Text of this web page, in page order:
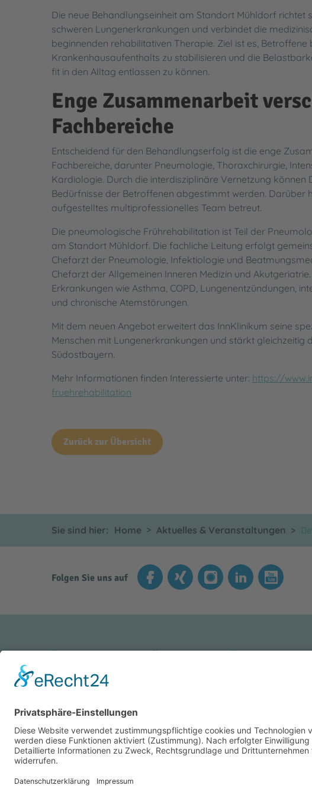
Ihre Meinung ist uns wichtig - Beschwerdemanagement
Besuchsinformationen
Wartezeiten in der Notaufnahme
Meldeplattform für Lieferkettensorgfaltspflichtengesetz
Barrierefreiheit
Impressum
Die neue Behandlungseinheit am Standort Mühldorf richtet
schweren Lungenerkrankungen und verbindet die
beginnenden rehabilitativen Therapie. Ziel ist es, Betroffene
Krankenhausaufenthalts zu stabilisieren und die
fit in den Alltag entlassen zu können.
Enge Zusammenarbeit
Fachbereiche
Entscheidend für den Behandlungserfolg ist die enge
Fachbereiche, darunter Pneumologie, Thoraxchirurgie,
Kardiologie. Durch die interdisziplinäre Vernetzung
Bedürfnisse der Betroffenen abgestimmt werden. Darüber
aufgestelltes multiprofessionelles Team betreut.
Die pneumologische Frührehabilitation ist Teil der
am Standort Mühldorf. Die fachliche Leitung erfolgt
Chefarzt der Pneumologie, Infektiologie und
Chefarzt der Allgemeinen Inneren Medizin und
Erkrankungen wie Asthma, COPD, Lungenentzündungen,
und chronische Atemstörungen.
Mit dem neuen Angebot erweitert das InnKlinikum seine
Menschen mit Lungenerkrankungen und stärkt gleichzeitig
Südostbayern.
Mehr Informationen finden Interessierte unter: https://
fruehrehabilitation
Zurück zur Übersicht
Sie sind hier: Home Aktuelles & Veranstaltungen
Folgen Sie uns auf
Vinzenz-von-Paul-Straße 10
84503 Altötting
Tel.: +49 (0) 8671 509-0
Fax: +49 (0) 8671 509-1290
Fax: +49 (0)